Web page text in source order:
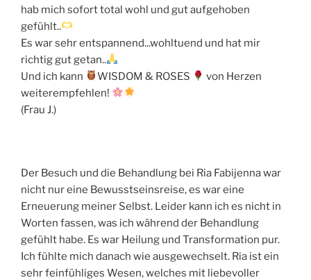
hab mich sofort total wohl und gut aufgehoben
gefühlt..
Es war sehr entspannend...wohltuend und hat mir
richtig gut getan..
Und ich kann
WISDOM & ROSES
von Herzen
weiterempfehlen!
(Frau J.)
Der Besuch und die Behandlung bei Ria Fabijenna war
nicht nur eine Bewusstseinsreise, es war eine
Erneuerung meiner Selbst. Leider kann ich es nicht in
Worten fassen, was ich während der Behandlung
gefühlt habe. Es war Heilung und Transformation pur.
Ich fühlte mich danach wie ausgewechselt. Ria ist ein
sehr feinfühliges Wesen, welches mit liebevoller